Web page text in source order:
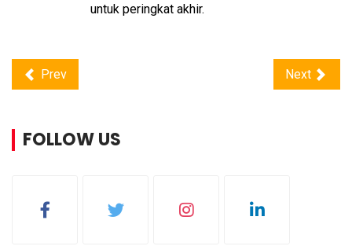
untuk peringkat akhir.
Prev Next
FOLLOW US